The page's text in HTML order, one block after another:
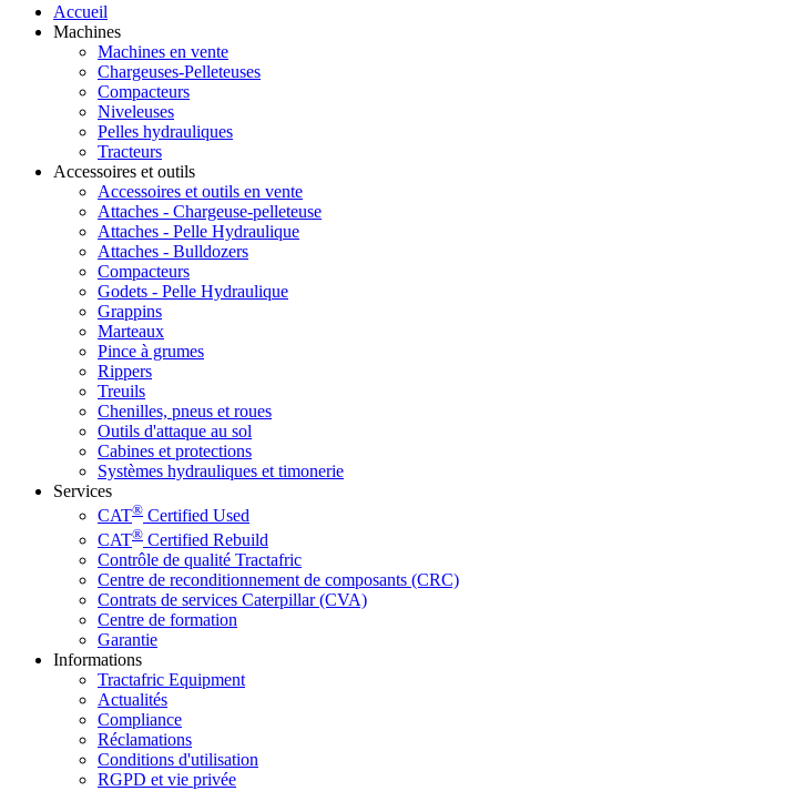
Accueil
Machines
Machines en vente
Chargeuses-Pelleteuses
Compacteurs
Niveleuses
Pelles hydrauliques
Tracteurs
Accessoires et outils
Accessoires et outils en vente
Attaches - Chargeuse-pelleteuse
Attaches - Pelle Hydraulique
Attaches - Bulldozers
Compacteurs
Godets - Pelle Hydraulique
Grappins
Marteaux
Pince à grumes
Rippers
Treuils
Chenilles, pneus et roues
Outils d'attaque au sol
Cabines et protections
Systèmes hydrauliques et timonerie
Services
CAT® Certified Used
CAT® Certified Rebuild
Contrôle de qualité Tractafric
Centre de reconditionnement de composants (CRC)
Contrats de services Caterpillar (CVA)
Centre de formation
Garantie
Informations
Tractafric Equipment
Actualités
Compliance
Réclamations
Conditions d'utilisation
RGPD et vie privée